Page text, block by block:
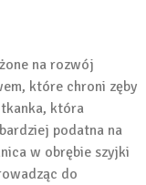
na rozwój
które chroni zęby
która
podatna na
w obrębie szyjki
do